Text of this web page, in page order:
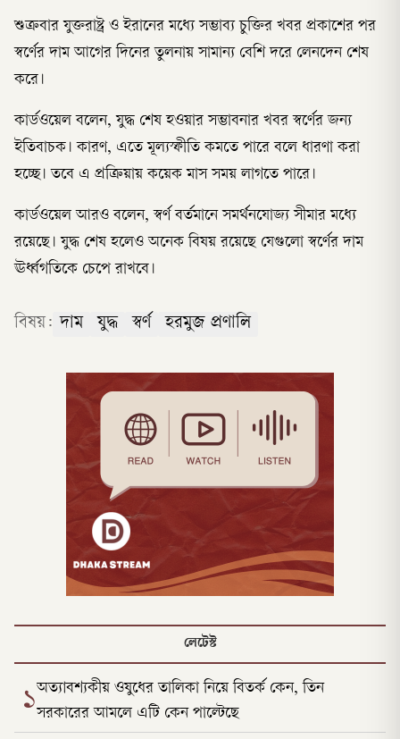
শুক্রবার যুক্তরাষ্ট্র ও ইরানের মধ্যে সম্ভাব্য চুক্তির খবর প্রকাশের পর
স্বর্ণের দাম আগের দিনের তুলনায় সামান্য বেশি দরে লেনদেন শেষ
করে।
কার্ডওয়েল বলেন, যুদ্ধ শেষ হওয়ার সম্ভাবনার খবর স্বর্ণের জন্য
ইতিবাচক। কারণ, এতে মূল্যস্ফীতি কমতে পারে বলে ধারণা করা
হচ্ছে। তবে এ প্রক্রিয়ায় কয়েক মাস সময় লাগতে পারে।
কার্ডওয়েল আরও বলেন, স্বর্ণ বর্তমানে সমর্থনযোজ্য সীমার মধ্যে
রয়েছে। যুদ্ধ শেষ হলেও অনেক বিষয় রয়েছে যেগুলো স্বর্ণের দাম
ঊর্ধ্বগতিকে চেপে রাখবে।
বিষয়: দাম যুদ্ধ স্বর্ণ হরমুজ প্রণালি
লেটেস্ট
১অত্যাবশ্যকীয় ওষুধের তালিকা নিয়ে বিতর্ক কেন, তিন
সরকারের আমলে এটি কেন পাল্টেছে